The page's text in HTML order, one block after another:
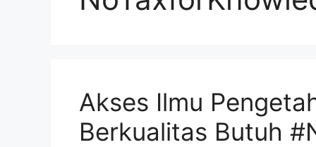
Akses Ilmu
Berkualitas Butuh